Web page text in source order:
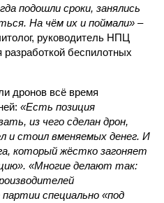
подошли сроки, занялись
На чём их и поймали» –
руководитель НПЦ
беспилотных
дронов всё время
«Есть позиция
из чего сделан дрон,
и стоил вменяемых денег. И
который жёстко загоняет
«Многие делают так:
специально «под